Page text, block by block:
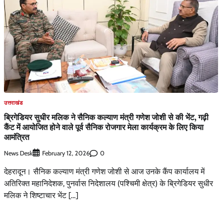
उत्तराखंड
ब्रिगेडियर सुधीर मलिक ने सैनिक कल्याण मंत्री गणेश जोशी से की भेंट, गढ़ी
कैंट में आयोजित होने वाले पूर्व सैनिक रोजगार मेला कार्यक्रम के लिए किया
आमंत्रित
News Desk February 12, 2026 0
देहरादून। सैनिक कल्याण मंत्री गणेश जोशी से आज उनके कैंप कार्यालय में
अतिरिक्त महानिदेशक, पुनर्वास निदेशालय (पश्चिमी क्षेत्र) के ब्रिगेडियर सुधीर
मलिक ने शिष्टाचार भेंट […]